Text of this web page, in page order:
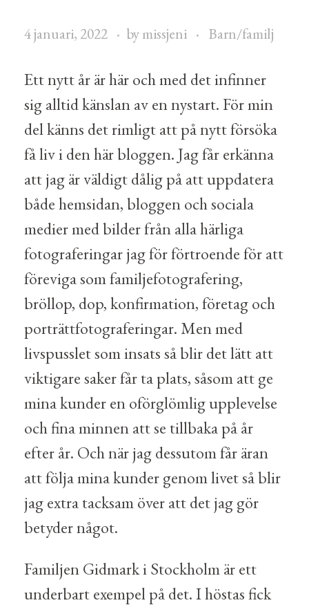
4 januari, 2022 bymissjeni Barn/familj
Ett nytt år är här och med det infinner
sig alltid känslan av en nystart. För min
del känns det rimligt att på nytt försöka
få liv i den här bloggen. Jag får erkänna
att jag är väldigt dålig på att uppdatera
både hemsidan, bloggen och sociala
medier med bilder från alla härliga
fotograferingar jag för förtroende för att
föreviga som familjefotografering,
bröllop, dop, konfirmation, företag och
porträttfotograferingar. Men med
livspusslet som insats så blir det lätt att
viktigare saker får ta plats, såsom att ge
mina kunder en oförglömlig upplevelse
och fina minnen att se tillbaka på år
efter år. Och när jag dessutom får äran
att följa mina kunder genom livet så blir
jag extra tacksam över att det jag gör
betyder något.
Familjen Gidmark i Stockholm är ett
underbart exempel på det. I höstas fick